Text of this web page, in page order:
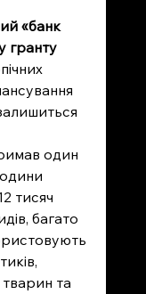
«банк
гранту
один
тисяч
багато
та